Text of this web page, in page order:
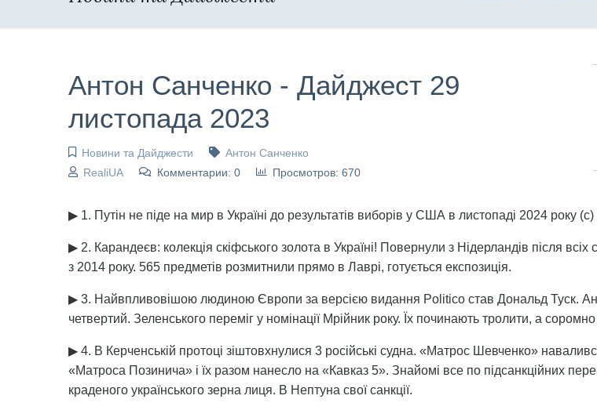
Антон Санченко - Дайджест 29
листопада 2023
Новини та Дайджести
Антон Санченко
RealiUA
Комментарии: 0 Просмотров: 670
▶ 1. Путін не піде на мир в Україні до результатів виборів у США в листопаді 2024 року
▶ 2. Карандеєв: колекція скіфського золота в Україні! Повернули з Нідерландів після всіх
з 2014 року. 565 предметів розмитнили прямо в Лаврі, готується експозиція.
▶ 3. Найвпливовішою людиною Європи за версією видання Politico став Дональд Туск.
четвертий. Зеленського переміг у номінації Мрійник року. Їх починають тролити, а
▶ 4. В Керченській протоці зіштовхнулися 3 російські судна. «Матрос Шевченко»
«Матроса Позинича» і їх разом нанесло на «Кавказ 5». Знайомі все по підсанкційних
краденого українського зерна лиця. В Нептуна свої санкції.